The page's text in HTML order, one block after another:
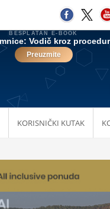
KORISNIČKI KUTAK